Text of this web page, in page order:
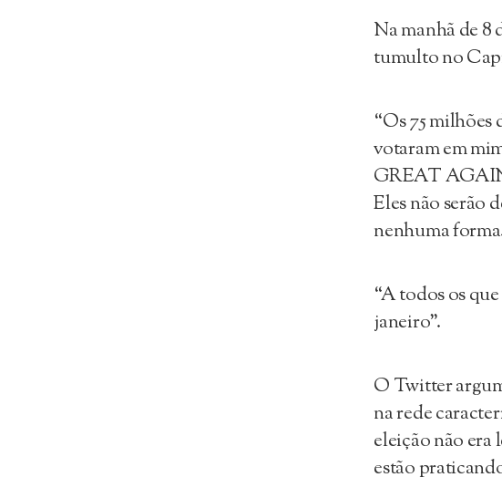
Na manhã de 8
tumulto no
“Os 75
votaram em
GREAT
Eles não serão
nenhuma
“A todos os
janeiro”.
O Twitter
na rede
eleição não era
estão